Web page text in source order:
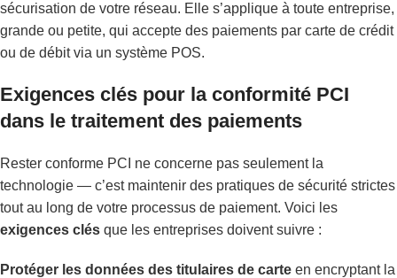
sécurisation de votre réseau. Elle s’applique à toute entreprise,
grande ou petite, qui accepte des paiements par carte de crédit
ou de débit via un système POS.
Exigences clés pour la conformité PCI
dans le traitement des paiements
Rester conforme PCI ne concerne pas seulement la
technologie — c’est maintenir des pratiques de sécurité strictes
tout au long de votre processus de paiement. Voici les
exigences clés que les entreprises doivent suivre :
Protéger les données des titulaires de carte en encryptant la